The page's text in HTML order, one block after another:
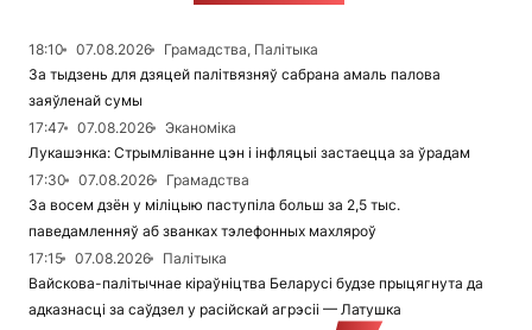
18:10 07.08.2026
Грамадства, Палітыка
За тыдзень для дзяцей палітвязняў сабрана амаль палова
заяўленай сумы
17:47
07.08.2026
Эканоміка
Лукашэнка: Стрымліванне цэн і інфляцыі застаецца за ўрадам
17:30
07.08.2026
Грамадства
За восем дзён у міліцыю паступіла больш за 2,5 тыс.
паведамленняў аб званках тэлефонных махляроў
17:15
07.08.2026
Палітыка
Вайскова-палітычнае кіраўніцтва Беларусі будзе прыцягнута да
адказнасці за саўдзел у расійскай агрэсіі — Латушка